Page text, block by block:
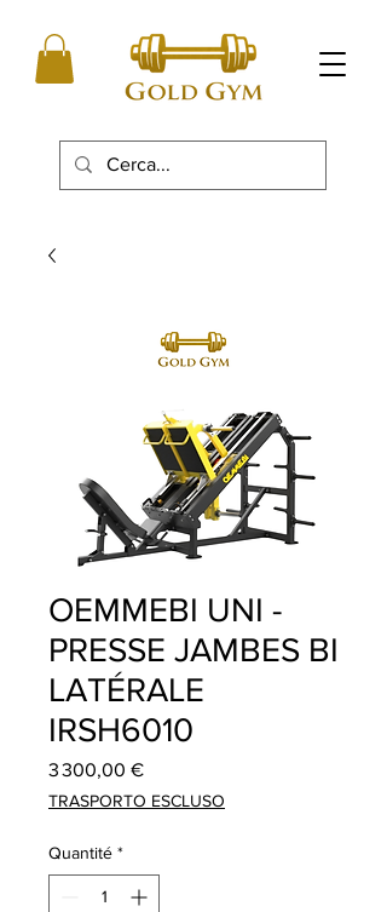
OEMMEBI UNI -
PRESSE JAMBES BI
LATÉRALE
IRSH6010
3 300,00 €Prix
TRASPORTO ESCLUSO
Quantité *